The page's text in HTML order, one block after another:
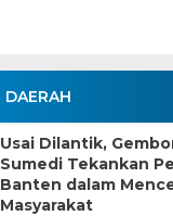
DAERAH
Usai Dilantik,
Sumedi Tekankan
Banten dalam
Masyarakat